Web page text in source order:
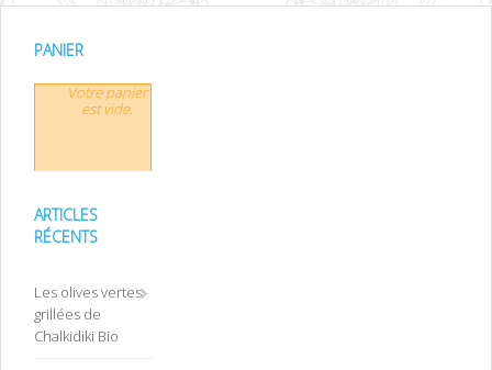
PANIER
Votre panier
est vide.
ARTICLES
RÉCENTS
Les olives vertes
grillées de
Chalkidiki Bio